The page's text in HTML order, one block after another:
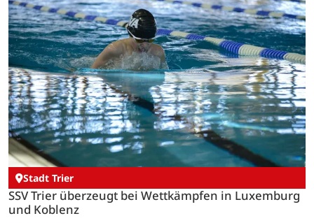
Stadt Trier
SSV Trier überzeugt bei Wettkämpfen in Luxemburg
und Koblenz